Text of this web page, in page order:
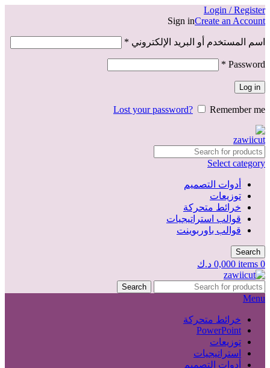
Login / Register
Sign inCreate an Account
اسم المستخدم أو البريد الإلكتروني *
Password
*
Log in
Lost your password? Remember me
Select category
أدوات التصميم
توزيعات
خرائط متحركة
قوالب استراتيجيات
قوالب باوربوينت
Search
0
items
0,000 د.ك
Search
Menu
خرائط متحركة
PowerPoint
توزيعات
استراتيجيات
أدوات التصميم